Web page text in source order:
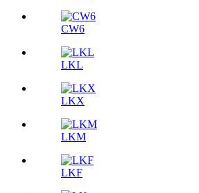
CW6
LKL
LKX
LKM
LKF